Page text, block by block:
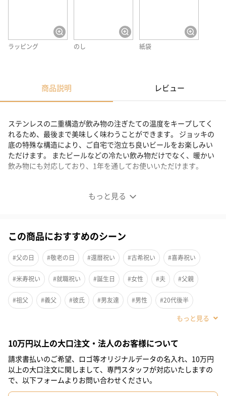
ラッピング のし 紙袋
商品説明 レビュー
もっと見る
ステンレスの二重構造が飲み物の注ぎたての温度をキープしてく
れるため、最後まで美味しく味わうことができます。 ジョッキの
底の特殊な構造により、ご自宅で泡立ち良いビールをお楽しみい
ただけます。 またビールなどの冷たい飲み物だけでなく、暖かい
飲み物にも対応しており、1年を通してお使いいただけます。
ステンレス ビールジョッキ 飲みごろ
ステンレスの二重構造が飲み物の注ぎたての温度をキープしてく
れるため、最後まで美味しく味わうことができます。 ジョッキの
底の特殊な構造により、ご自宅で泡立ち良いビールをお楽しみい
ただけます。
またビールなどの冷たい飲み物だけでなく、暖かい飲み物にも対
応しており、1年を通してお使いいただけます。
この商品におすすめのシーン
#父の日 #敬老の日 #還暦祝い #古希祝い #喜寿祝い
#米寿祝い #就職祝い #誕生日 #女性 #夫 #父親
#祖父 #義父 #彼氏 #男友達 #男性 #20代後半
10万円以上の大口注文・法人のお客様について
請求書払いのご希望、ロゴ等オリジナルデータの名入れ、10万円
以上の大口注文に関しまして、専門スタッフが対応いたしますの
で、以下フォームよりお問い合わせください。